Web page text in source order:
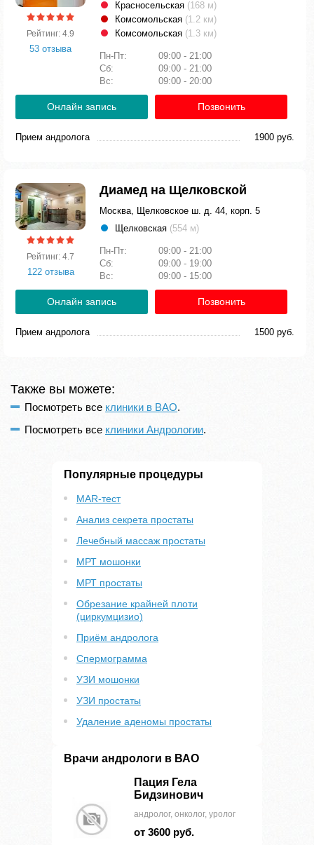
Рейтинг: 4.9
53 отзыва
Красносельская (168 м)
Комсомольская (1.2 км)
Комсомольская (1.3 км)
Пн-Пт:
09:00 - 21:00
Сб:
09:00 - 21:00
Вс:
09:00 - 20:00
Онлайн запись Позвонить
Прием андролога 1900 руб.
Рейтинг: 4.7
122 отзыва
Диамед на Щелковской
Москва, Щелковское ш. д. 44, корп. 5
Щелковская (554 м)
Пн-Пт:
09:00 - 21:00
Сб:
09:00 - 19:00
Вс:
09:00 - 15:00
Онлайн запись Позвонить
Прием андролога 1500 руб.
Также вы можете:
Посмотреть все клиники в ВАО.
Посмотреть все клиники Андрологии.
Популярные процедуры
MAR-тест
Анализ секрета простаты
Лечебный массаж простаты
МРТ мошонки
МРТ простаты
Обрезание крайней плоти
(циркумцизио)
Приём андролога
Спермограмма
УЗИ мошонки
УЗИ простаты
Удаление аденомы простаты
Врачи андрологи в ВАО
Пация Гела
Бидзинович
андролог, онколог, уролог
от 3600 руб.